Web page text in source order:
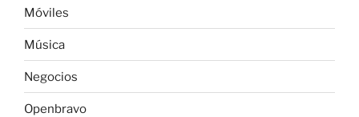
Móviles
Música
Negocios
Openbravo